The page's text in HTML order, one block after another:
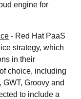
engine for
- Red Hat PaaS
strategy, which
in their
choice, including
Groovy and
to include a